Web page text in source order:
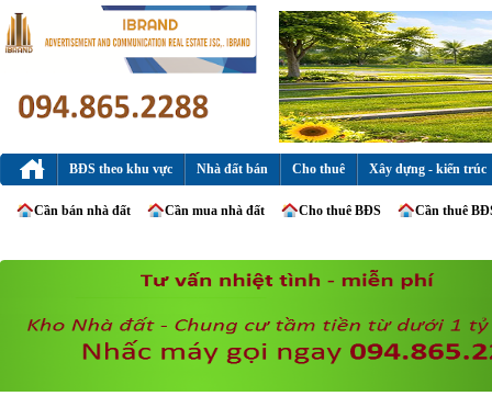
BĐS theo khu vực Nhà đất bán Cho thuê Xây dựng - kiến trúc
Cần bán nhà đất Cần mua nhà đất Cho thuê BĐS Cần thuê